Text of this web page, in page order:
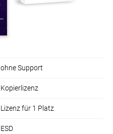
ohne Support
Kopierlizenz
Lizenz für 1 Platz
ESD